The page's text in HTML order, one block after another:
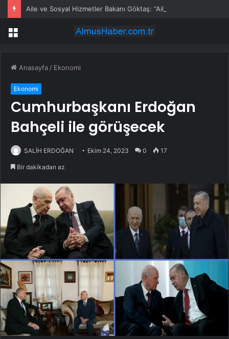
Menü
Anasayfa / Ekonomi
Ekonomi
Cumhurbaşkanı Erdoğan
Bahçeli ile görüşecek
SALİH ERDOĞAN Ekim 24, 2023 0 17
Bir dakikadan az